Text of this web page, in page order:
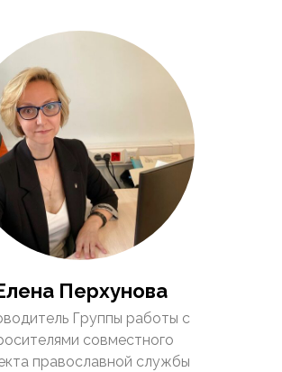
Перхунова
Группы работы с
совместного
православной службы